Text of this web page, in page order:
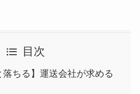
目次
落ちる】運送会社が求める